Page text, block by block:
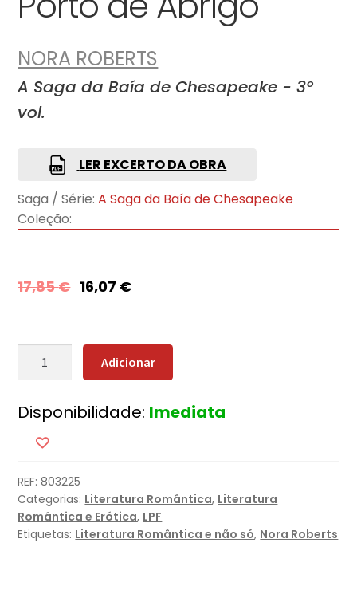
NORA ROBERTS
A Saga da Baía de Chesapeake - 3º
vol.
LER EXCERTO DA OBRA
Saga / Série: A Saga da Baía de Chesapeake
Coleção:
17,85€ 16,07 €
Quantidade
de
Abrigo
Adicionar
Disponibilidade: Imediata
REF:803225
Categorias: Literatura Romântica, Literatura
Romântica e Erótica, LPF
Etiquetas: Literatura Romântica e não só, Nora Roberts